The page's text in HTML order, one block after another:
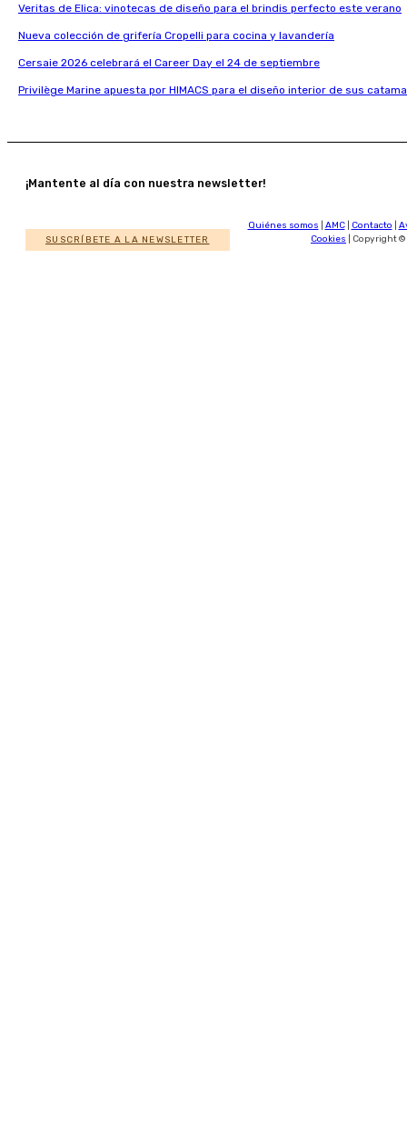
Veritas de Elica: vinotecas de diseño para el brindis perfecto este verano
Nueva colección de grifería Cropelli para cocina y lavandería
Cersaie 2026 celebrará el Career Day el 24 de septiembre
Privilège Marine apuesta por HIMACS para el diseño interior de sus
¡Mantente al día con nuestra newsletter!
SUSCRÍBETE A LA NEWSLETTER
Quiénes somos AMC| Contacto
Cookies | Copyright